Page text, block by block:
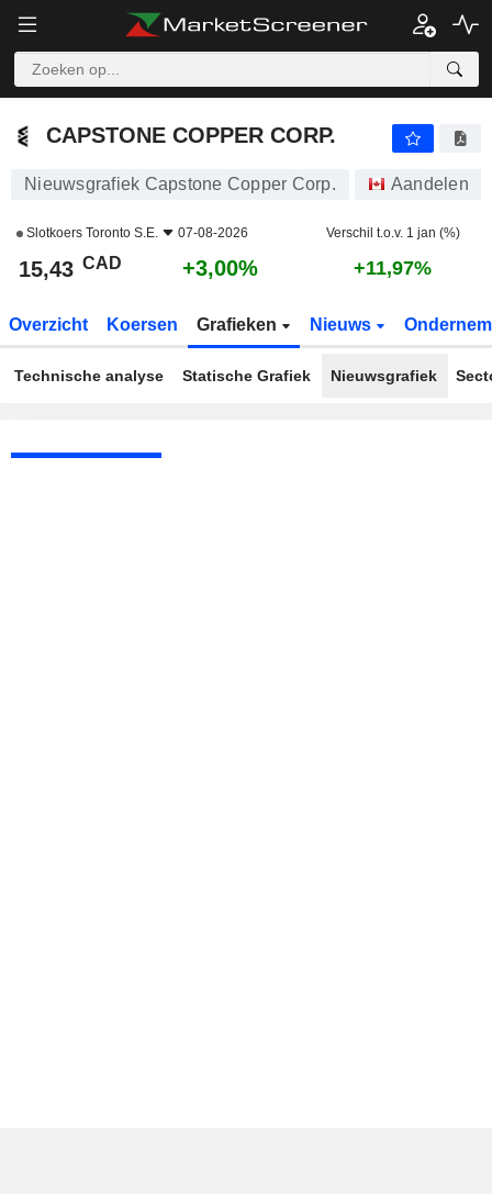
CAPSTONE COPPER CORP.
CAPSTONE COPPER CORP.
Nieuwsgrafiek Capstone Copper Corp. Aandelen
Slotkoers Toronto S.E. 07-08-2026 Verschil t.o.v. 1 jan (%)
15,43 CAD +3,00% +11,97%
Overzicht Koersen Grafieken Nieuws
Technische analyse Statische Grafiek Nieuwsgrafiek